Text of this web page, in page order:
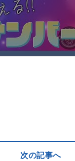
次の記事へ